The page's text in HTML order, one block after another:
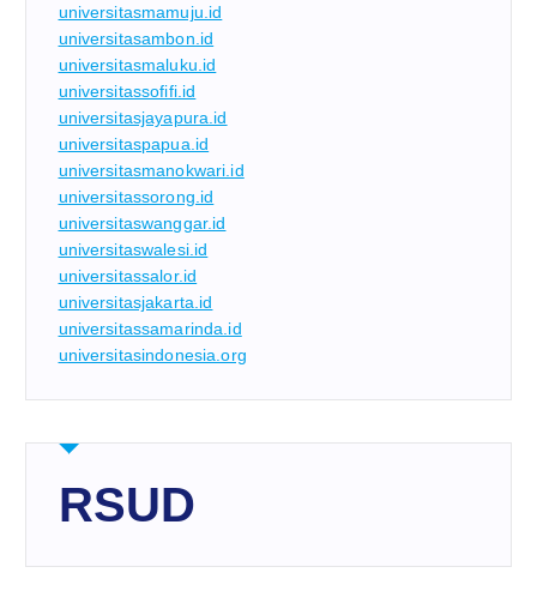
universitasmamuju.id
universitasambon.id
universitasmaluku.id
universitassofifi.id
universitasjayapura.id
universitaspapua.id
universitasmanokwari.id
universitassorong.id
universitaswanggar.id
universitaswalesi.id
universitassalor.id
universitasjakarta.id
universitassamarinda.id
universitasindonesia.org
RSUD